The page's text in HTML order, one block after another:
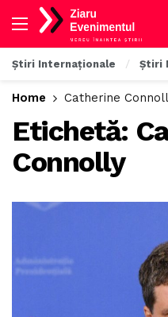
Știri Internaționale Știri
Home Catherine
Etichetă:
Connolly